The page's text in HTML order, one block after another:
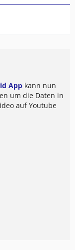
App kann nun
um die Daten in
auf Youtube